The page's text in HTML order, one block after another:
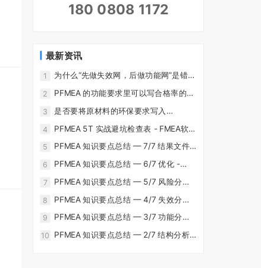
180 0808 1172
最新资讯
1
为什么“先做失效网，后做功能网”是错误
的？ - FMEA软件-CoreFMEA
2 PFMEA 的功能要求里可以写合格率的要
3
是否要将原材料的环保要求写入
4
PFMEA 5T 实战避坑检查表 - FMEA软
件-CoreFMEA
5
PFMEA 知识要点总结 — 7/7 结果文件
化 - FMEA软件-CoreFMEA
6
PFMEA 知识要点总结 — 6/7 优化 -
7
PFMEA 知识要点总结 — 5/7 风险分析 -
8 PFMEA 知识要点总结 — 4/7 失效分析 -
FMEA软件-CoreFMEA
9
PFMEA 知识要点总结 — 3/7 功能分析 -
FMEA软件-CoreFMEA
10
PFMEA 知识要点总结 — 2/7 结构分析 -